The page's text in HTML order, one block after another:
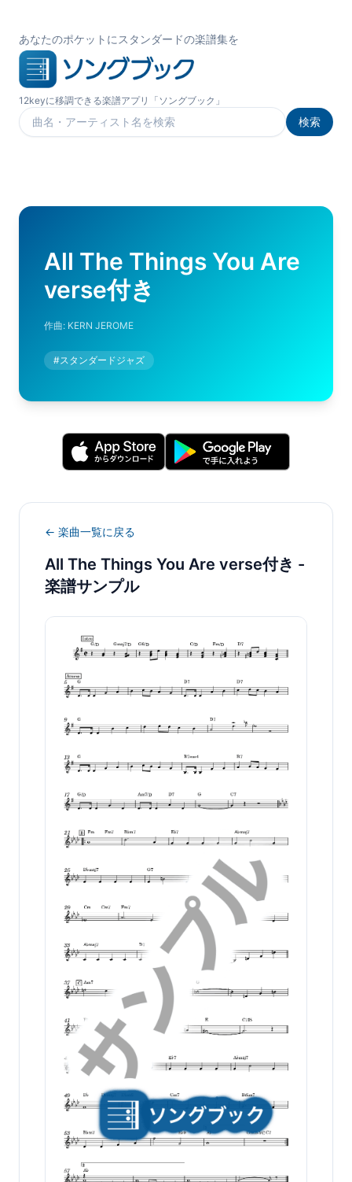
あなたのポケットにスタンダードの楽譜集を
12keyに移調できる楽譜アプリ「ソングブック」
楽曲を検索
検索
All The Things You Are
verse付き
作曲: KERN JEROME
#スタンダードジャズ
← 楽曲一覧に戻る
All The Things You Are verse付き -
楽譜サンプル